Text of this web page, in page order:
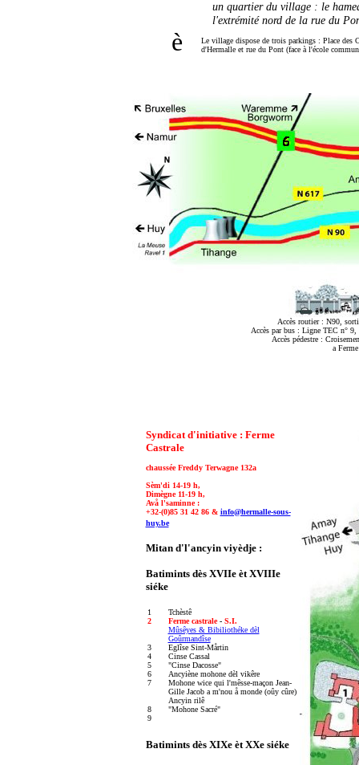
un quartier du village : le
l'extrémité nord de la rue du
è
Le village dispose de trois parkings : Place des
d'Hermalle et rue du Pont (face à l'école
Accès routier : N90,
Accès par bus : Ligne TEC n° 9,
Accès pédestre :
a
Syndicat d'initiative : Ferme
Castrale
chaussée Freddy Terwagne 132a
Sèm'di 14-19 h,
Dimègne 11-19 h,
Avå l'saminne :
+32-(0)85 31 42 86 & info@hermalle-sous-
huy.be
Mitan d'l'ancyin viyèdje :
Batimints dès XVIIe èt XVIIIe
siéke
1
2
3
4
5
6
7
8
9
Tchèstê
Ferme castrale- S.I.
Mûsêyes & Bibiliothéke dèl
Goûrmandîse
Eglîse Sint-Mårtin
Cinse Cassal
"Cinse Dacosse"
Ancyiène mohone dèl vikêre
Mohone wice qui l'mêsse-maçon Jean-
Gille Jacob a m'nou å monde (oûy cûre)
Ancyin rilê
"Mohone Sacré"
Batimints dès XIXe èt XXe siéke